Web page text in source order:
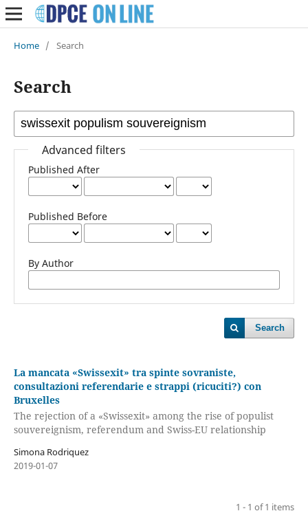
Home / Search
Search
Advanced filters
Published After
Published Before
By Author
Search
La mancata «Swissexit» tra spinte sovraniste,
consultazioni referendarie e strappi (ricuciti?) con
Bruxelles
The rejection of a «Swissexit» among the rise of populist
souvereignism, referendum and Swiss-EU relationship
Simona Rodriquez
2019-01-07
1 - 1 of 1 items